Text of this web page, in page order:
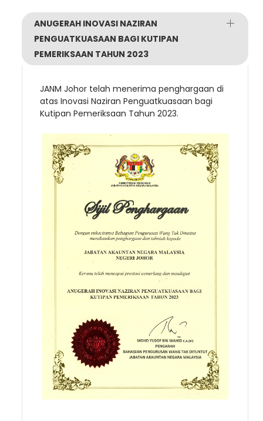
ANUGERAH INOVASI NAZIRAN
PENGUATKUASAAN BAGI KUTIPAN
PEMERIKSAAN TAHUN 2023
JANM Johor telah menerima penghargaan di
atas Inovasi Naziran Penguatkuasaan bagi
Kutipan Pemeriksaan Tahun 2023.